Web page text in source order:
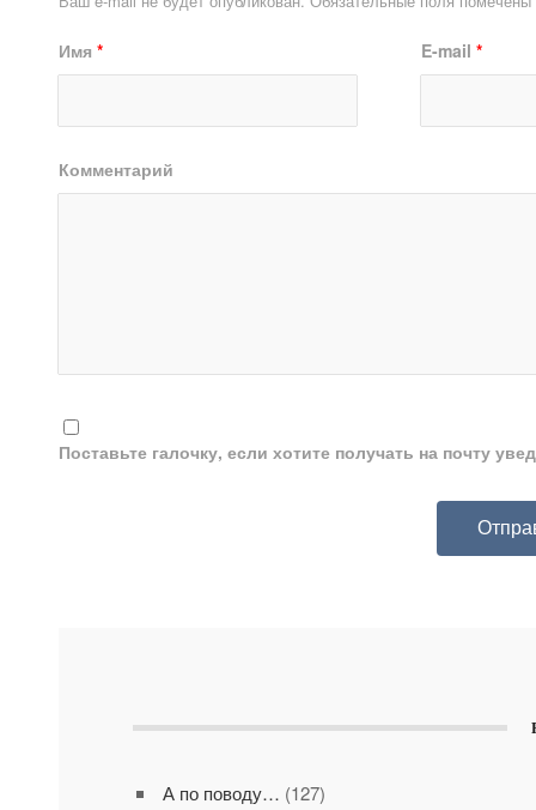
Имя * E-mail *
Комментарий
Поставьте галочку, если хотите получать на почту
А по поводу… (127)